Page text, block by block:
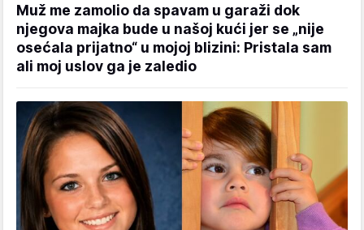
Muž me zamolio da spavam u garaži dok
njegova majka bude u našoj kući jer se „nije
osećala prijatno“ u mojoj blizini: Pristala sam
ali moj uslov ga je zaledio